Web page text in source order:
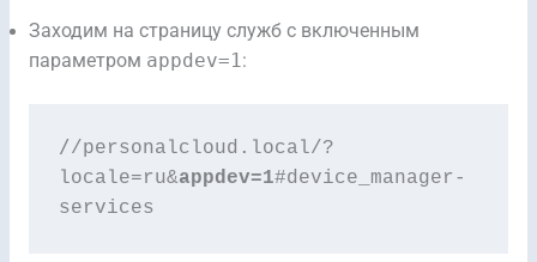
Заходим на страницу служб с включенным
параметром appdev=1:
//personalcloud.local/?
locale=ru&appdev=1#device_manager-
services